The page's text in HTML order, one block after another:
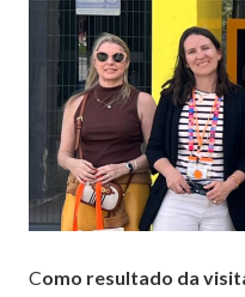
Como resultado da